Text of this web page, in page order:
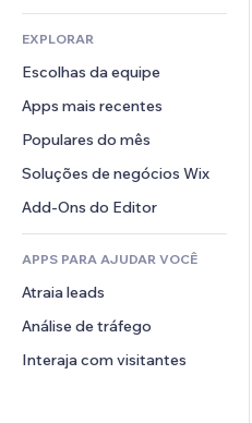
Listas do site
Email
Contabilidade
Cupons e fidelidade
Soluções de armazenamento
Imobiliária
Meus agendamentos
Podcasts
Fotografia
Vídeo
PDF
Compartilhamento de arquivos
Notícias
Privacidade e segurança
Relógio
Templates de página
Efeitos de imagem
Botões e menus
Banners e selos
Calculadoras
Busca
Previsão do tempo
Tabelas e gráficos
Formulários
Enquetes
Chat
Comentários
Telefone
Comunidade
Avaliações e depoimentos
CRM
EXPLORAR
Escolhas da equipe
Apps mais recentes
Populares do mês
Soluções de negócios Wix
Add-Ons do Editor
APPS PARA AJUDAR VOCÊ
Atraia leads
Análise de tráfego
Interaja com visitantes